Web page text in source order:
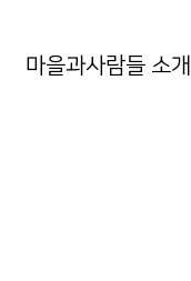
마을과사람들 소개